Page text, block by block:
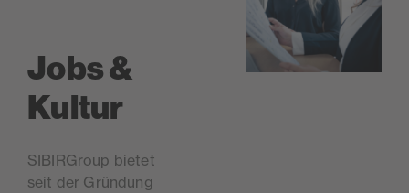
Jobs &
Kultur
SIBIRGroup bietet
seit der Gründung